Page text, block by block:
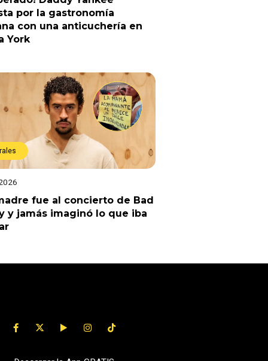
por la gastronomía
con una anticuchería en
York
fue al concierto de Bad
y jamás imaginó lo que iba